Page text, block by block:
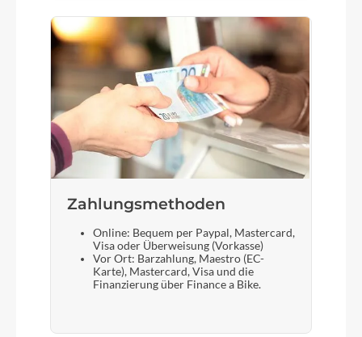
Zahlungsmethoden
Online: Bequem per Paypal, Mastercard,
Visa oder Überweisung (Vorkasse)
Vor Ort: Barzahlung, Maestro (EC-
Karte), Mastercard, Visa und die
Finanzierung über Finance a Bike.